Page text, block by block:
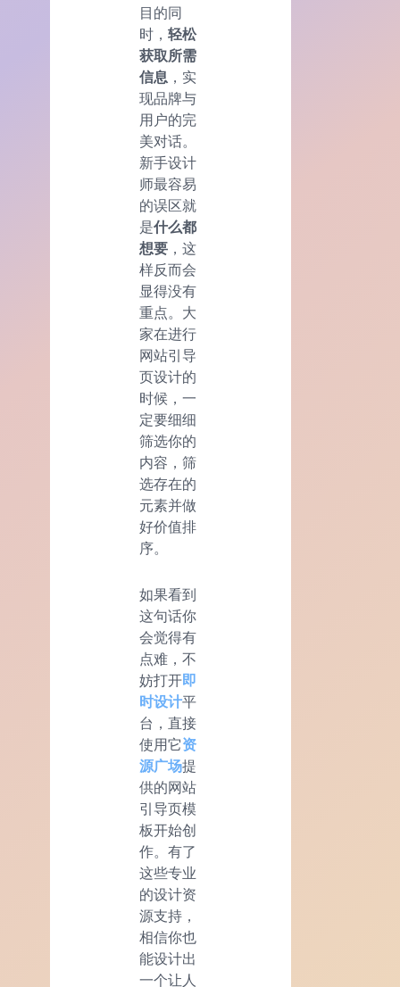
目的同
时， 轻松
获取所需
信息 ，实
现品牌与
用户的完
美对话。
新手设计
师最容易
的误区就
是什么都
想要 ，这
样反而会
显得没有
重点。大
家在进行
网站引导
页设计的
时候，一
定要细细
筛选你的
内容，筛
选存在的
元素并做
好价值排
序。
如果看到
这句话你
会觉得有
点难，不
妨打开即
时设计平
台，直接
使用它资
源广场提
供的网站
引导页模
板开始创
作。有了
这些专业
的设计资
源支持，
相信你也
能设计出
一个让人